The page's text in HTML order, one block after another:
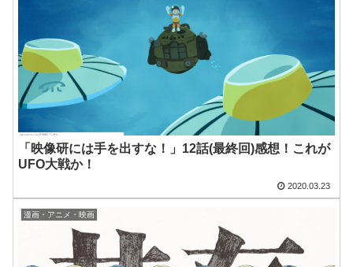
「映像研には手を出すな！」12話(最終回)感想！これが
UFO大戦か！
2020.03.23
漫画・アニメ・映画